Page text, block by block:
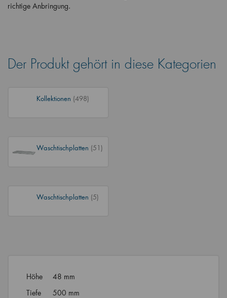
richtige Anbringung.
Der Produkt gehört in diese Kategorien
Kollektionen (498)
Waschtischplatten (51)
Waschtischplatten (5)
Höhe
48 mm
Tiefe
500 mm